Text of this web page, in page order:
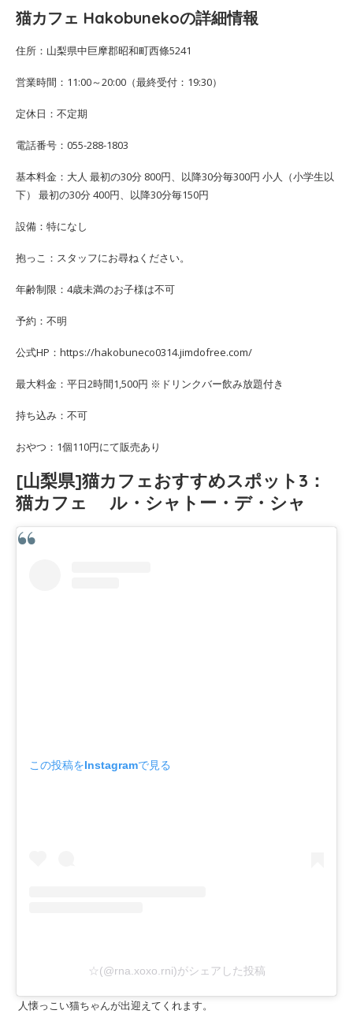
猫カフェ Hakobunekoの詳細情報
住所：山梨県中巨摩郡昭和町西條5241
営業時間：11:00～20:00（最終受付：19:30）
定休日：不定期
電話番号：055-288-1803
基本料金：大人 最初の30分 800円、以降30分毎300円 小人（小学生以
下） 最初の30分 400円、以降30分毎150円
設備：特になし
抱っこ：スタッフにお尋ねください。
年齢制限：4歳未満のお子様は不可
予約：不明
公式HP：https://hakobuneco0314.jimdofree.com/
最大料金：平日2時間1,500円 ※ドリンクバー飲み放題付き
持ち込み：不可
おやつ：1個110円にて販売あり
[山梨県]猫カフェおすすめスポット3：
猫カフェ ル・シャトー・デ・シャ
この投稿をInstagramで見る
☆(@rna.xoxo.rni)がシェアした投稿
人懐っこい猫ちゃんが出迎えてくれます。